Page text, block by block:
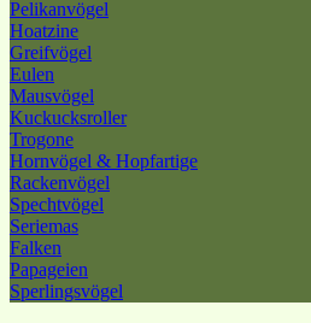
Pelikanvögel
Hoatzine
Greifvögel
Eulen
Mausvögel
Kuckucksroller
Trogone
Hornvögel & Hopfartige
Rackenvögel
Spechtvögel
Seriemas
Falken
Papageien
Sperlingsvögel